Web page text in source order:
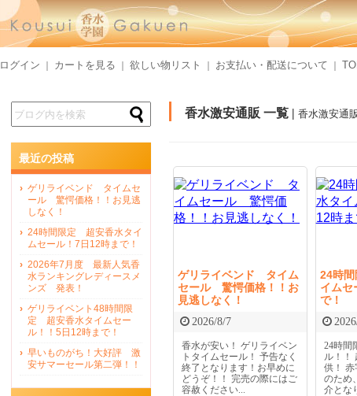
ログイン カートを見る 欲しい物リスト お支払い・配送について
香水激安通販 一覧 | 香水激安通
ゲリライベンド タイム
セール 驚愕価格！！お
見逃しなく！
2026/8/7
香水が安い！ ゲリライベン
トタイムセール！ 予告なく
終了となります！お早めに
どうぞ！！ 完売の際にはご
容赦ください...
24時
イムセ
で！
24時間
ル！！
供！ 赤
のため
介とな
最近の投稿
ゲリライベンド タイムセ
ール 驚愕価格！！お見逃
しなく！
24時間限定 超安香水タイ
ムセール！7日12時まで！
2026年7月度 最新人気香
水ランキングレディースメ
ンズ 発表！
ゲリライベント48時間限
定 超安香水タイムセー
ル！！5日12時まで！
早いものがち！大好評 激
安サマーセール第二弾！！